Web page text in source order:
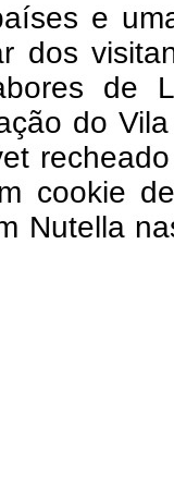
e
dos
de
do
cookie
Nutella